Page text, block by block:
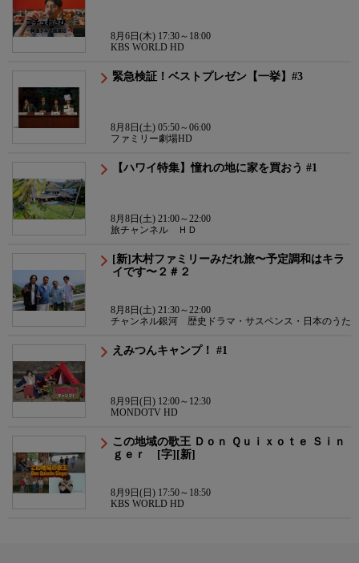
8月6日(木) 17:30～18:00
KBS WORLD HD
緊急検証！ベストプレゼン【一挙】#3
8月8日(土) 05:50～06:00
ファミリー劇場HD
【ハワイ特集】憧れの地に家を買おう #1
8月8日(土) 21:00～22:00
旅チャンネル ＨＤ
[新]木村ファミリーみだれ旅〜予定調和はキラ
イです〜２＃２
8月8日(土) 21:30～22:00
チャンネル銀河 歴史ドラマ・サスペンス・日本のうた
えみつんキャンプ！ #1
8月9日(日) 12:00～12:30
MONDOTV HD
この地域の歌王 Ｄｏｎ Ｑｕｉｘｏｔｅ Ｓｉｎ
ｇｅｒ [字][新]
8月9日(日) 17:50～18:50
KBS WORLD HD